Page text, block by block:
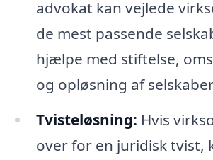
advokat kan vejlede
de mest passende
hjælpe med stiftelse,
og opløsning af
Tvisteløsning: Hvis
over for en juridisk tvist,